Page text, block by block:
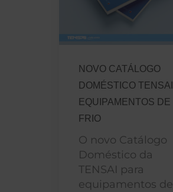
NOVO CATÁLOGO
DOMÉSTICO TENSAI
EQUIPAMENTOS DE
FRIO
O novo Catálogo
Doméstico da
TENSAI para
equipamentos de